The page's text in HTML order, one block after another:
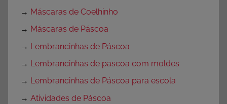
→ Máscaras de Coelhinho
→ Máscaras de Páscoa
→ Lembrancinhas de Páscoa
→ Lembrancinhas de pascoa com moldes
→ Lembrancinhas de Páscoa para escola
→ Atividades de Páscoa